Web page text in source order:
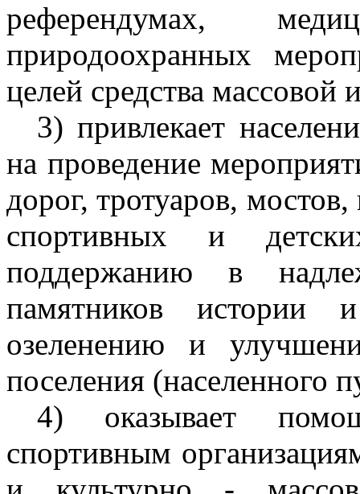
референдумах,
природоохранных
целей средства
3) привлекает
на проведение
дорог, тротуаров,
спортивных и
поддержанию в
памятников истории и
озеленению и
поселения (населенного
4) оказывает
спортивным